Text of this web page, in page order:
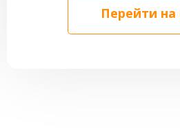
Перейти на